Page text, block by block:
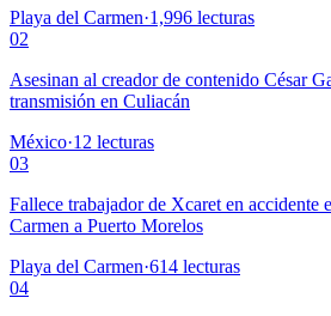
Playa del Carmen·1,996 lecturas
02
Asesinan al creador de contenido César
transmisión en Culiacán
México·12 lecturas
03
Fallece trabajador de Xcaret en accidente
Carmen a Puerto Morelos
Playa del Carmen·614 lecturas
04